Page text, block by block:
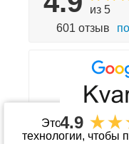
Этот сайт
технологии, чтобы
из 5
601 отзыв
4.9